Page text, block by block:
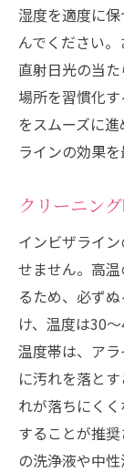
湿度を適度に
んでください
直射日光の当
場所を習慣化
をスムーズに
ラインの効果を
クリーニン
インビザライ
せません。高
るため、必ず
け、温度は30
温度帯は、ア
に汚れを落と
れが落ちにく
することが推
の洗浄液や中